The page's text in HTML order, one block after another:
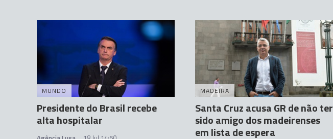
MUNDO
Presidente do Brasil recebe
alta hospitalar
MADEIRA
Santa Cruz acusa GR de não ter
sido amigo dos madeirenses
em lista de espera